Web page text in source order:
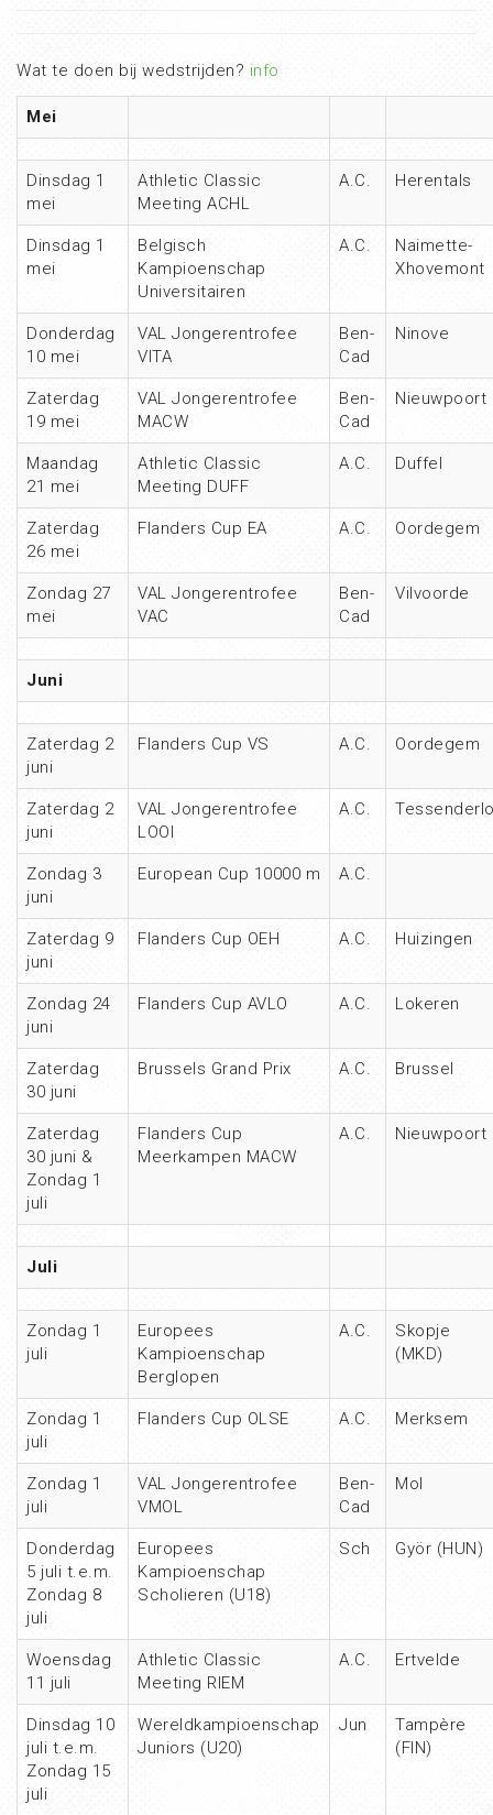
Wat te doen bij wedstrijden? info
Mei
Dinsdag 1
mei
Athletic Classic
Meeting ACHL
A.C. Herentals
Dinsdag 1
mei
Belgisch
Kampioenschap
Universitairen
A.C.
Naimette-
Xhovemont
Donderdag
10 mei
VAL Jongerentrofee
VITA
Ben-
Cad
Ninove
Zaterdag
19 mei
VAL Jongerentrofee
MACW
Ben-
Cad
Nieuwpoort
Maandag
21 mei
Athletic Classic
Meeting DUFF
A.C. Duffel
Zaterdag
26 mei
Flanders Cup EA A.C. Oordegem
Zondag 27
mei
VAL Jongerentrofee
VAC
Ben-
Cad
Vilvoorde
Juni
Zaterdag 2
juni
Flanders Cup VS A.C. Oordegem
Zaterdag 2
juni
VAL Jongerentrofee
LOOI
A.C.
Zondag 3
juni
European Cup 10000 m A.C.
Zaterdag 9
juni
Flanders Cup OEH A.C. Huizingen
Zondag 24
juni
Flanders Cup AVLO A.C. Lokeren
Zaterdag
30 juni
Brussels Grand Prix A.C. Brussel
Zaterdag
30 juni &
Zondag 1
juli
Flanders Cup
Meerkampen MACW
A.C. Nieuwpoort
Juli
Zondag 1
juli
Europees
Kampioenschap
Berglopen
A.C.
Skopje
(MKD)
Zondag 1
juli
Flanders Cup OLSE A.C. Merksem
Zondag 1
juli
VAL Jongerentrofee
VMOL
Ben-
Cad
Mol
Donderdag
5 juli t.e.m.
Zondag 8
juli
Europees
Kampioenschap
Scholieren (U18)
Sch Györ (HUN)
Woensdag
11 juli
Athletic Classic
Meeting RIEM
A.C. Ertvelde
Dinsdag 10
juli t.e.m.
Zondag 15
juli
Wereldkampioenschap
Juniors (U20)
Jun
Tampère
(FIN)